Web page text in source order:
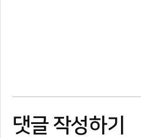
댓글 작성하기